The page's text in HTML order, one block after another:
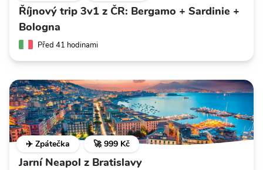
Říjnový trip 3v1 z ČR: Bergamo + Sardinie +
Bologna
Před 41 hodinami
✈️ Zpátečka 🚀 999 Kč
Jarní Neapol z Bratislavy